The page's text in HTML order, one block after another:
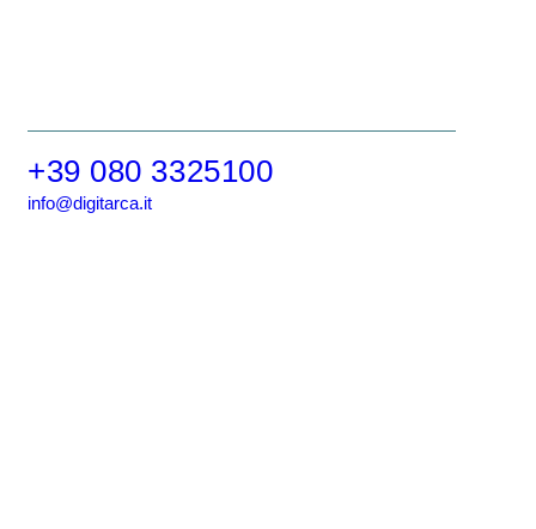
+39 080 3325100
info@digitarca.it